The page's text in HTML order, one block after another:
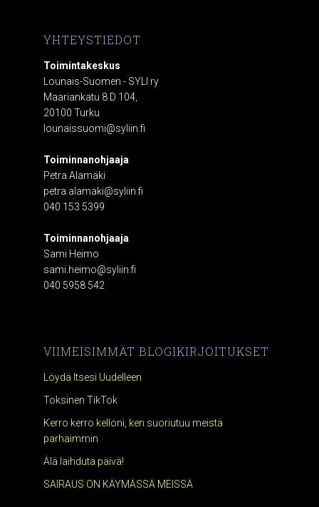
YHTEYSTIEDOT
Toimintakeskus
Lounais-Suomen - SYLI ry
Maariankatu 8 D 104,
20100 Turku
lounaissuomi@syliin.fi
Toiminnanohjaaja
Petra Alamäki
petra.alamaki@syliin.fi
040 153 5399
Toiminnanohjaaja
Sami Heimo
sami.heimo@syliin.fi
040 5958 542
VIIMEISIMMÄT BLOGIKIRJOITUKSET
Löydä Itsesi Uudelleen
Toksinen TikTok
Kerro kerro kelloni, ken suoriutuu meistä
parhaimmin
Älä laihduta päivä!
SAIRAUS ON KÄYMÄSSÄ MEISSÄ